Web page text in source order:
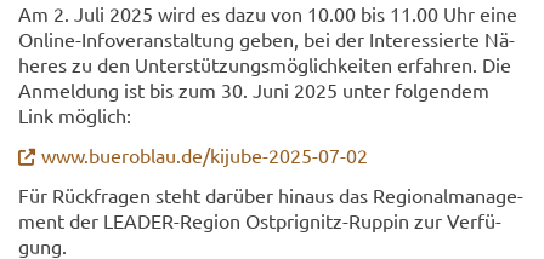
Am 2. Juli 2025 wird es dazu von 10.00 bis 11.00 Uhr eine
Online-​Infoveranstaltung geben, bei der In­ter­es­sier­te Nä­
he­res zu den Un­ter­stüt­zungs­mög­lich­kei­ten er­fah­ren. Die
An­mel­dung ist bis zum 30. Juni 2025 unter fol­gen­dem
Link mög­lich:
www.buer­oblau.de/kijube-​2025-07-02
Für Rück­fra­gen steht dar­über hin­aus das Re­gio­nal­ma­nage­
ment der LEADER-​Region Ostprignitz-​Ruppin zur Ver­fü­
gung.